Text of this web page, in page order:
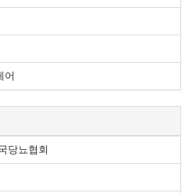
어
당뇨협회